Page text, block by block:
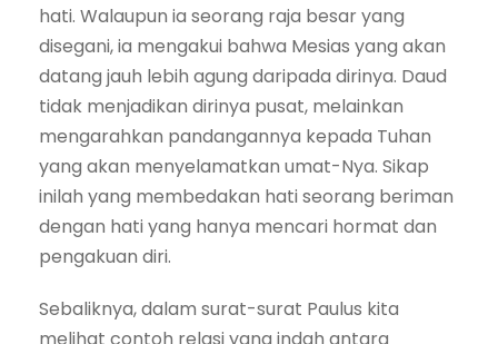
hati. Walaupun ia seorang raja besar yang
disegani, ia mengakui bahwa Mesias yang akan
datang jauh lebih agung daripada dirinya. Daud
tidak menjadikan dirinya pusat, melainkan
mengarahkan pandangannya kepada Tuhan
yang akan menyelamatkan umat-Nya. Sikap
inilah yang membedakan hati seorang beriman
dengan hati yang hanya mencari hormat dan
pengakuan diri.
Sebaliknya, dalam surat-surat Paulus kita